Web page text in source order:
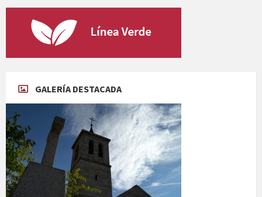
GALERÍA DESTACADA